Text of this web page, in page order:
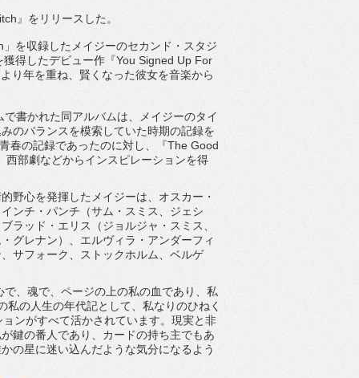
』をリリースした。
」を収録したメイジーのセカンド・ スタジ
獲得したデビュー作『You Signed Up For
り年を重ね、 賢くなった彼女を音楽から
書かれた同アルバムは、
メイジーのタイ
のバランスを模索していた時期の記録を
春の記録であったのに対し、『The Good
西部劇などからインスピレーションを得
野心を発揮したメイジーは、オスカー・
ンチ・ パンチ（サム・スミス、ジェシ
ラッド・エリス（ジョルジャ・スミス、
グレナン）、エルヴィラ・ アンダーフィ
サフォーク、ストックホルム、ベルゲ
、魂で、ページの上の私の血であり、私
私の人生の年代記として、 私なりのひねく
ンがすべて活かされています。 現実と非
鍵の番人であり、 カードの持ち主でもあ
の星に迷い込んだような気分になるよう